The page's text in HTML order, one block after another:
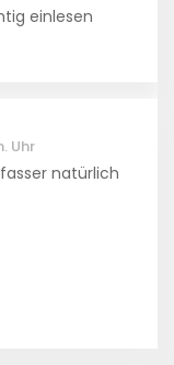
einlesen
Uhr
natürlich